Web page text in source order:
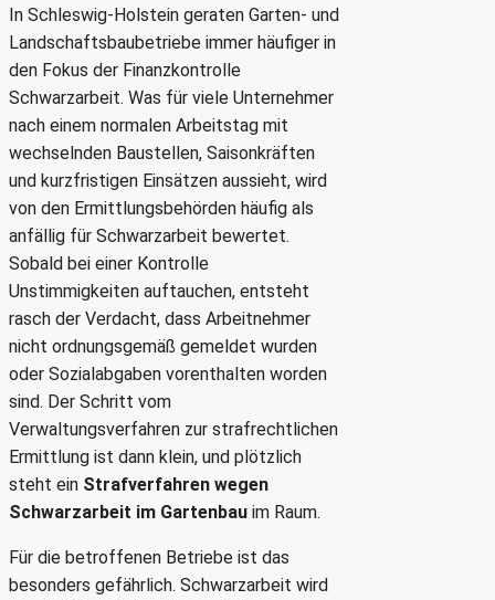
In Schleswig-Holstein geraten Garten- und
Landschaftsbaubetriebe immer häufiger in
den Fokus der Finanzkontrolle
Schwarzarbeit. Was für viele Unternehmer
nach einem normalen Arbeitstag mit
wechselnden Baustellen, Saisonkräften
und kurzfristigen Einsätzen aussieht, wird
von den Ermittlungsbehörden häufig als
anfällig für Schwarzarbeit bewertet.
Sobald bei einer Kontrolle
Unstimmigkeiten auftauchen, entsteht
rasch der Verdacht, dass Arbeitnehmer
nicht ordnungsgemäß gemeldet wurden
oder Sozialabgaben vorenthalten worden
sind. Der Schritt vom
Verwaltungsverfahren zur strafrechtlichen
Ermittlung ist dann klein, und plötzlich
steht ein Strafverfahren wegen
Schwarzarbeit im Gartenbau im Raum.
Für die betroffenen Betriebe ist das
besonders gefährlich. Schwarzarbeit wird